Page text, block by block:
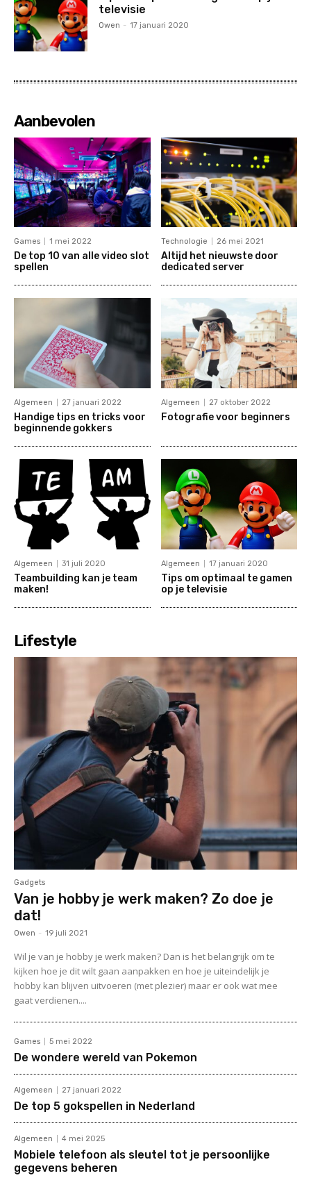
televisie
Owen - 17 januari 2020
Aanbevolen
Games 1 mei 2022
De top 10 van alle video slot
spellen
Technologie 26 mei 2021
Altijd het nieuwste door
dedicated server
Algemeen 27 januari 2022
Handige tips en tricks voor
beginnende gokkers
Algemeen 27 oktober 2022
Fotografie voor beginners
Algemeen 31 juli 2020
Teambuilding kan je team
maken!
Algemeen 17 januari 2020
Tips om optimaal te gamen
op je televisie
Lifestyle
Gadgets
Van je hobby je werk maken? Zo doe je
dat!
Owen - 19 juli 2021
Wil je van je hobby je werk maken? Dan is het belangrijk om te
kijken hoe je dit wilt gaan aanpakken en hoe je uiteindelijk je
hobby kan blijven uitvoeren (met plezier) maar er ook wat mee
gaat verdienen....
Games 5 mei 2022
De wondere wereld van Pokemon
Algemeen 27 januari 2022
De top 5 gokspellen in Nederland
Algemeen 4 mei 2025
Mobiele telefoon als sleutel tot je persoonlijke
gegevens beheren